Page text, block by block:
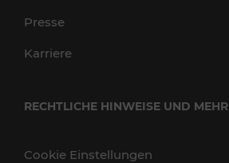
Presse
Karriere
RECHTLICHE HINWEISE UND MEHR
Cookie Einstellungen